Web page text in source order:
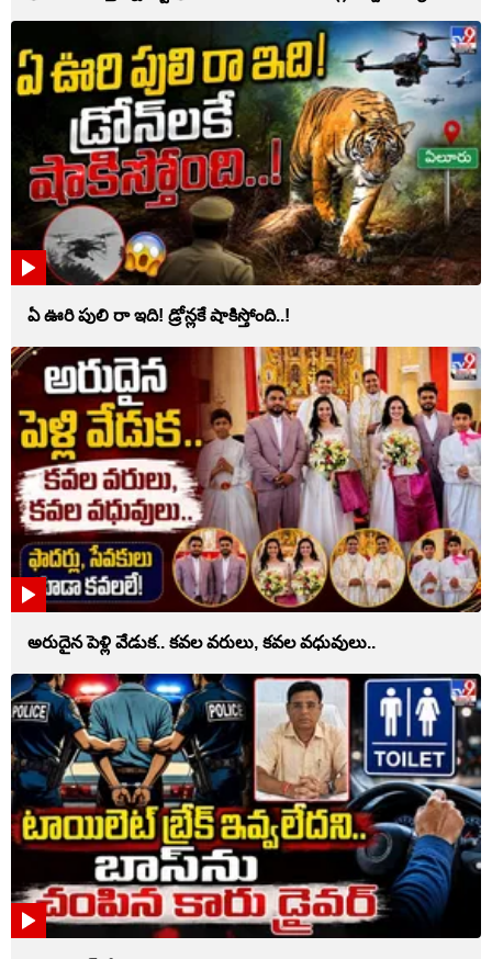
ఏ ఊరి పులి రా ఇది! డ్రోన్లకే షాకిస్తోంది..!
అరుదైన పెళ్లి వేడుక.. కవల వరులు, కవల వధువులు..